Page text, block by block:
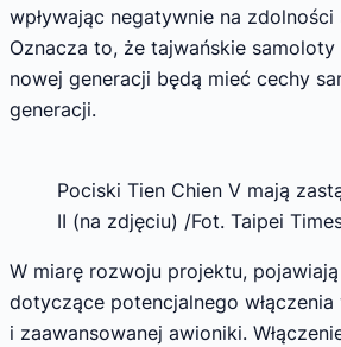
wpływając negatywnie na
Oznacza to, że tajwańskie
nowej generacji będą mieć cechy
generacji.
Pociski Tien Chien V mają
II (na zdjęciu) /Fot. Taipei
W miarę rozwoju projektu,
dotyczące potencjalnego
i zaawansowanej awioniki.